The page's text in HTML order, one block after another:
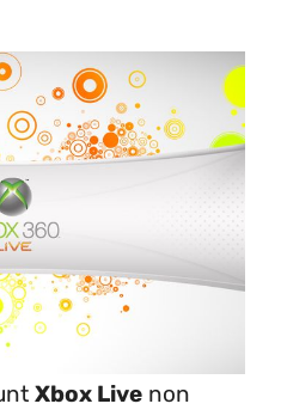
Xbox Live non